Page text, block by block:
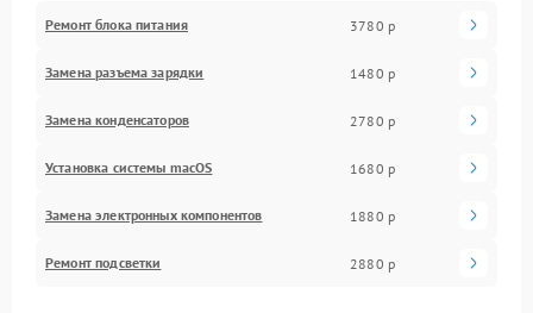
Ремонт блока питания 3780 р
Замена разъема зарядки 1480 р
Замена конденсаторов 2780 р
Установка системы macOS 1680 р
Замена электронных компонентов 1880 р
Ремонт подсветки 2880 р